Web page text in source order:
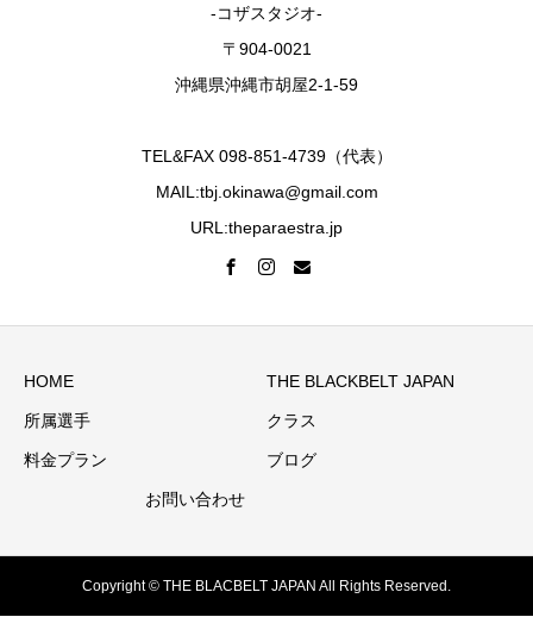
-コザスタジオ-
〒904-0021
沖縄県沖縄市胡屋2-1-59
TEL&FAX 098-851-4739（代表）
MAIL:tbj.okinawa@gmail.com
URL:theparaestra.jp
HOME THE BLACKBELT JAPAN
所属選手 クラス
料金プラン ブログ
お問い合わせ
Copyright © THE BLACBELT JAPAN All Rights Reserved.